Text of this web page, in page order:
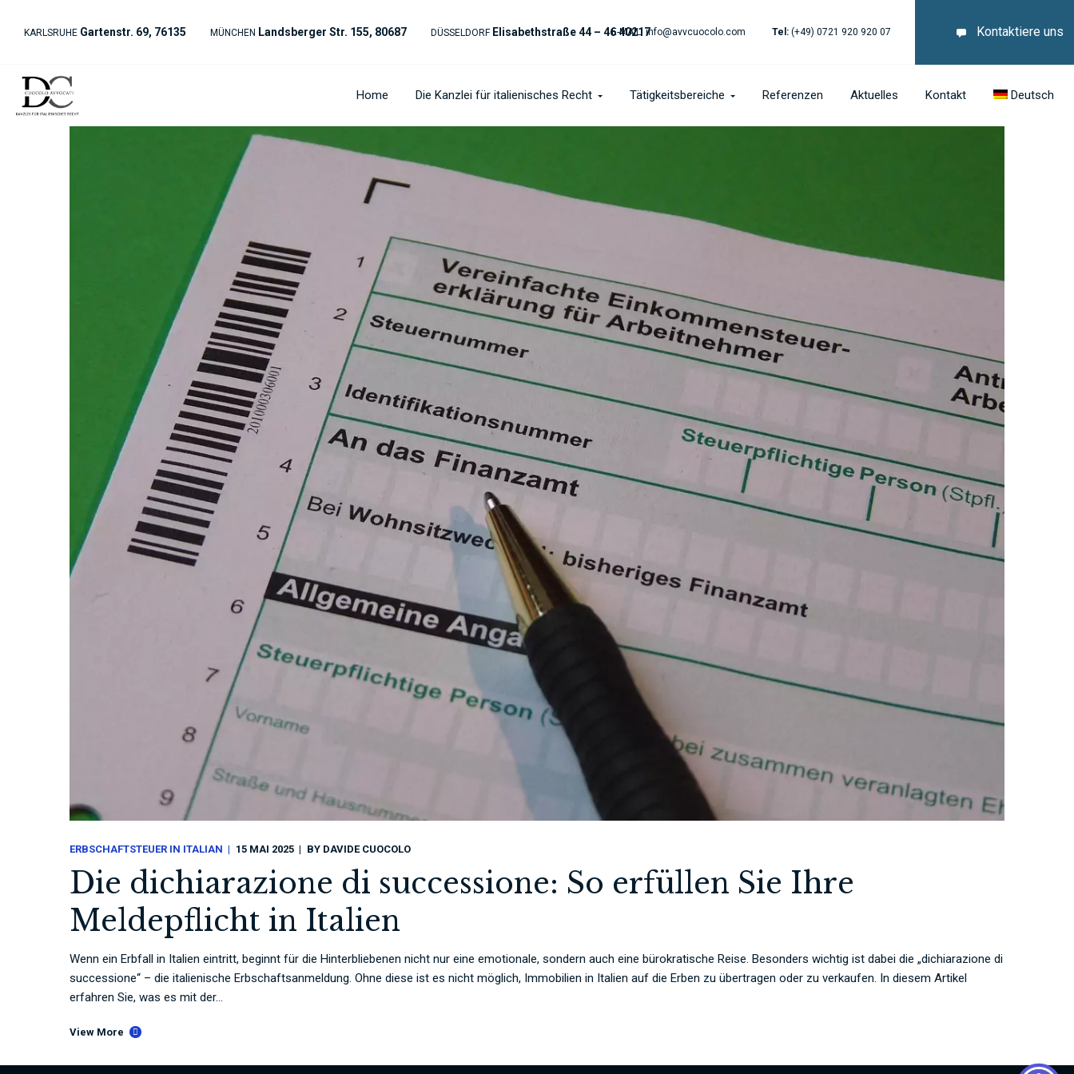
KARLSRUHE Gartenstr. 69, 76135 MÜNCHEN Landsberger Str. 155, 80687 DÜSSELDORF Elisabethstraße 44 – 46 40217
E-MAIL:info@avvcuocolo.com Tel: (+49) 0721 920 920 07 Kontaktiere uns
Home Die Kanzlei für italienisches Recht Tätigkeitsbereiche Referenzen Aktuelles Kontakt Deutsch
ERBSCHAFTSTEUER IN ITALIAN 15 MAI 2025 BY DAVIDE CUOCOLO
Die dichiarazione di successione: So erfüllen Sie Ihre
Meldepflicht in Italien
Wenn ein Erbfall in Italien eintritt, beginnt für die Hinterbliebenen nicht nur eine emotionale, sondern auch eine bürokratische Reise. Besonders wichtig ist dabei die „dichiarazione di
successione“ – die italienische Erbschaftsanmeldung. Ohne diese ist es nicht möglich, Immobilien in Italien auf die Erben zu übertragen oder zu verkaufen. In diesem Artikel
erfahren Sie, was es mit der...
View More